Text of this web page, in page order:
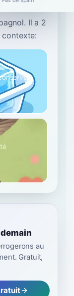
. Il a 2
au
Gratuit,